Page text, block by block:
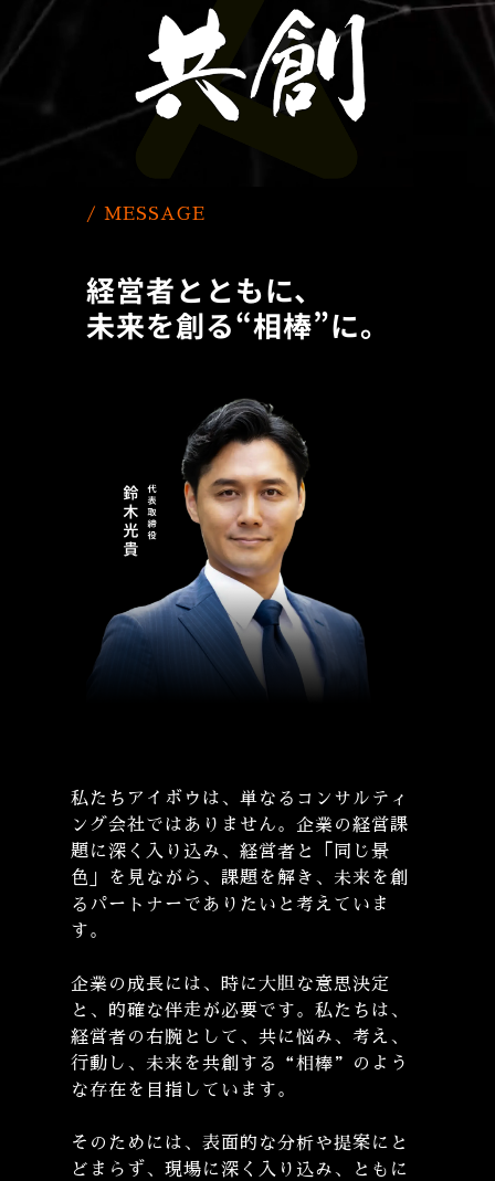
/ MESSAGE
経営者とともに、
未来を創る“相棒”に。
私たちアイボウは、単なるコンサルティ
ング会社ではありません。企業の経営課
題に深く入り込み、経営者と「同じ景
色」を見ながら、課題を解き、未来を創
るパートナーでありたいと考えていま
す。
企業の成長には、時に大胆な意思決定
と、的確な伴走が必要です。私たちは、
経営者の右腕として、共に悩み、考え、
行動し、未来を共創する“相棒”のよう
な存在を目指しています。
そのためには、表面的な分析や提案にと
どまらず、現場に深く入り込み、ともに